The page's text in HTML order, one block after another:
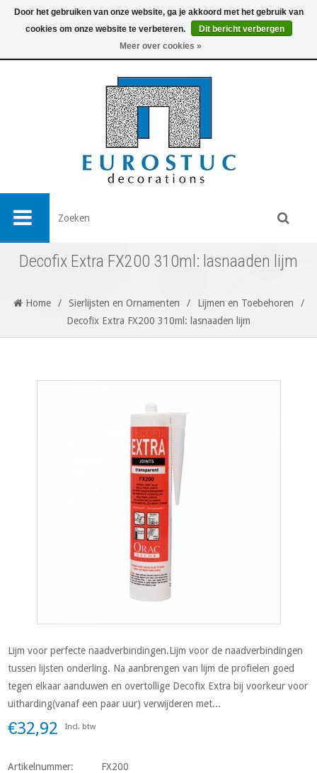
0
Decofix Extra FX200 310ml: lasnaaden lijm
Home / Sierlijsten en Ornamenten / Lijmen en Toebehoren
/
Decofix Extra FX200 310ml: lasnaaden lijm
Lijm voor perfecte naadverbindingen.Lijm voor de naadverbindingen
tussen lijsten onderling. Na aanbrengen van lijm de profielen goed
tegen elkaar aanduwen en overtollige Decofix Extra bij voorkeur voor
uitharding(vanaf een paar uur) verwijderen met...
€32,92 Incl. btw
Artikelnummer:
FX200
Door het gebruiken van onze website, ga je akkoord met het gebruik van
cookies om onze website te verbeteren.
Dit bericht verbergen
Meer over cookies »